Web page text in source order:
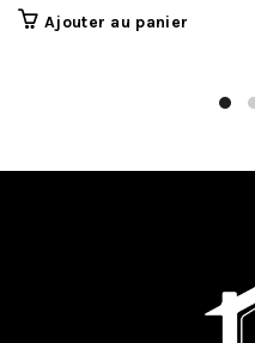
Ajouter au panier